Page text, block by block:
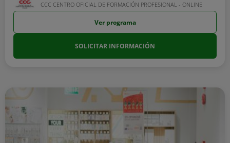
CCC CENTRO OFICIAL DE FORMACIÓN PROFESIONAL - ONLINE
Ver programa
SOLICITAR INFORMACIÓN